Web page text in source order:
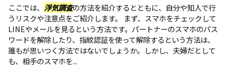
ここでは、 浮気調査の方法を紹介するとともに、自分や知人で行
うリスクや注意点をご紹介します。 まず、スマホをチェックして
LINEやメールを見るという方法です。パートナーのスマホのパス
ワードを解除したり、指紋認証を使って解除するという方法は、
誰もが思いつく方法ではないでしょうか。しかし、夫婦だとして
も、相手のスマホを...